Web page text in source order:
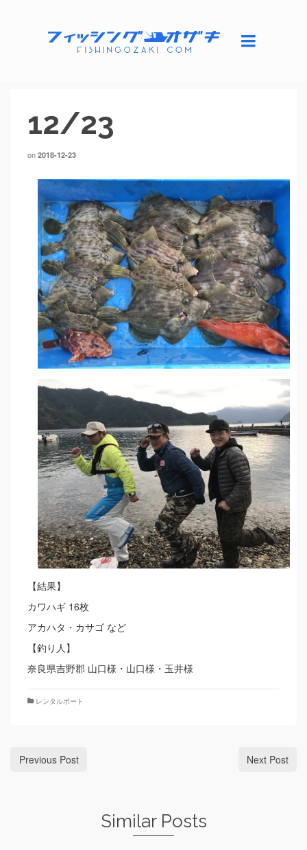
12/23
on 2018-12-23
【結果】
カワハギ 16枚
アカハタ・カサゴ など
【釣り人】
奈良県吉野郡 山口様・山口様・玉井様
レンタルボート
Previous Post Next Post
Similar Posts